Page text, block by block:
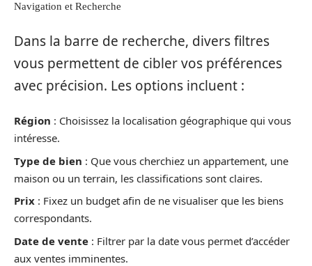
Navigation et Recherche
Dans la barre de recherche, divers filtres
vous permettent de cibler vos préférences
avec précision. Les options incluent :
Région : Choisissez la localisation géographique qui vous
intéresse.
Type de bien : Que vous cherchiez un appartement, une
maison ou un terrain, les classifications sont claires.
Prix : Fixez un budget afin de ne visualiser que les biens
correspondants.
Date de vente : Filtrer par la date vous permet d’accéder
aux ventes imminentes.